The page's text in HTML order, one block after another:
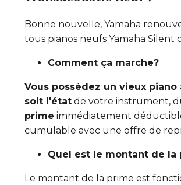
Bonne nouvelle, Yamaha
tous pianos neufs Yamaha Silent
Comment ça marche?
Vous possédez un vieux piano
soit l'état de votre instrument,
prime immédiatement
cumulable avec une offre de
Quel est le montant de la
Le montant de la prime est